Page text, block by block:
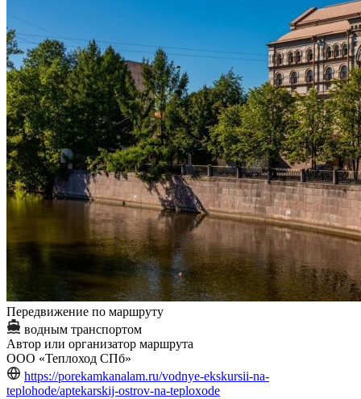
Передвижение по маршруту
водным транспортом
Автор или организатор маршрута
ООО «Теплоход СПб»
https://porekamkanalam.ru/vodnye-ekskursii-na-
teplohode/aptekarskij-ostrov-na-teploxode